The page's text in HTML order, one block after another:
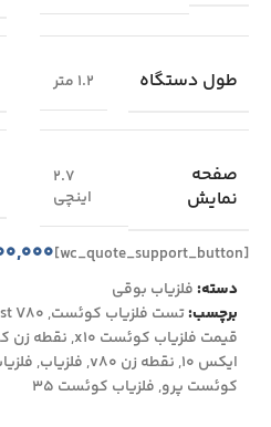
طول دستگاه 1.2 متر
صفحه
نمایش
۲.۷
اینچی
[wc_quote_support_button]
دسته:فلزیاب بوقی
برچسب:تست فلزیاب کوئست,
V80
قیمت فلزیاب کوئست x10
,نقطه زن
ایکس ۱۰
,نقطه زن v80 ,فلزیاب,
کوئست پرو,فلزیاب کوئست ۳۵